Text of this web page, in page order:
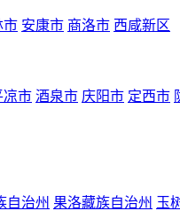
市 安康市 商洛市 西咸新区
凉市 酒泉市 庆阳市 定西市
自治州 果洛藏族自治州 玉